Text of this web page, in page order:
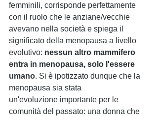
femminili, corrisponde perfettamente
con il ruolo che le anziane/vecchie
avevano nella società e spiega il
significato della menopausa a livello
evolutivo: nessun altro mammifero
entra in menopausa, solo l'essere
umano. Si è ipotizzato dunque che la
menopausa sia stata
un'evoluzione importante per le
comunità del passato: una donna che